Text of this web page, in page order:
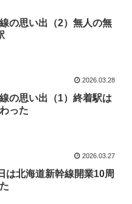
の思い出（2）無人の無
2026.03.28
の思い出（1）終着駅は
った
2026.03.27
は北海道新幹線開業10周